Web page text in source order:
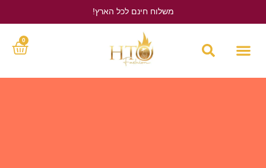
משלוח חינם לכל הארץ!
0